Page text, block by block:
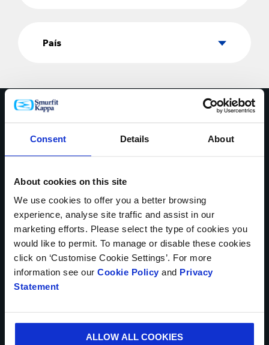
Consent Details About
About cookies on this site
We use cookies to offer you a better browsing
experience, analyse site traffic and assist in our
marketing efforts. Please select the type of cookies you
would like to permit. To manage or disable these cookies
click on ‘Customise Cookie Settings’. For more
information see our Cookie Policy and Privacy
Statement
ALLOW ALL COOKIES
País
Contáctate con nosotros hoy
* Campos obligatorios
NOMBRE *
NÚMERO TELEFÓNICO